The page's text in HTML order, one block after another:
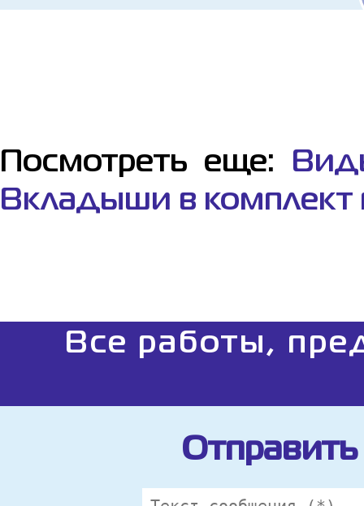
Посмотреть еще:
Вкладыши в комплект
Все работы,
Отправить